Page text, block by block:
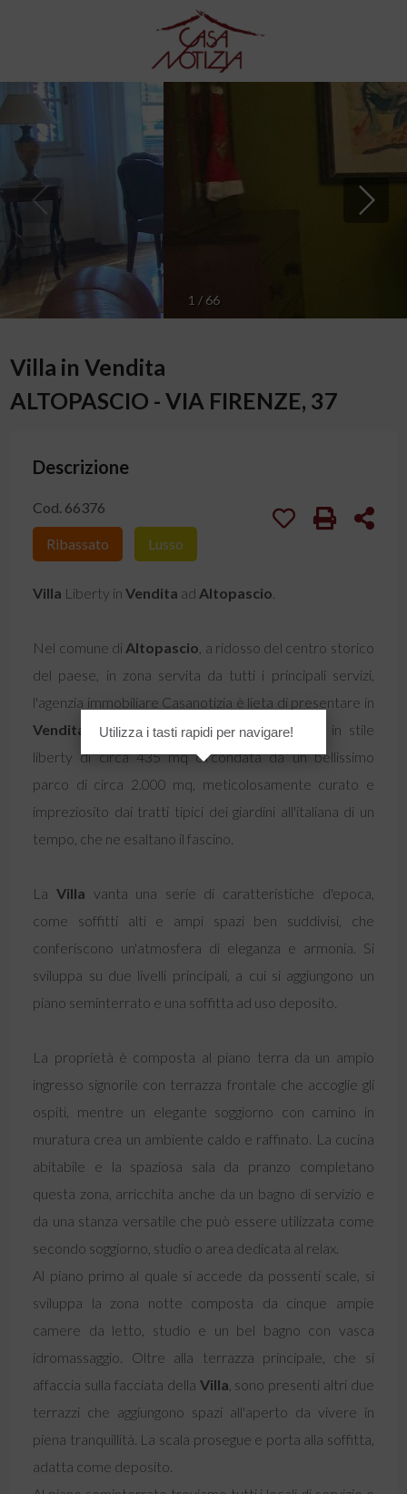
1 / 66
Villa in Vendita
ALTOPASCIO - VIA FIRENZE, 37
Descrizione
Cod. 66376
Ribassato Lusso
Villa Liberty inVendita ad Altopascio
Nel comune di Altopascio , a ridosso del centro storico
del paese, in zona servita da tutti i principali servizi,
l'agenzia immobiliare Casanotizia è lieta di presentare in
Vendita
unaVilla storica dei primi del '900, in stile
liberty di circa 435 mq circondata da un bellissimo
parco di circa 2.000 mq, meticolosamente curato e
impreziosito dai tratti tipici dei giardini all'italiana di un
tempo, che ne esaltano il fascino.
La Villa vanta una serie di caratteristiche d'epoca,
come soffitti alti e ampi spazi ben suddivisi, che
conferiscono un'atmosfera di eleganza e armonia. Si
sviluppa su due livelli principali, a cui si aggiungono un
piano seminterrato e una soffitta ad uso deposito.
La proprietà è composta al piano terra da un ampio
ingresso signorile con terrazza frontale che accoglie gli
ospiti, mentre un elegante soggiorno con camino in
muratura crea un ambiente caldo e raffinato. La cucina
abitabile e la spaziosa sala da pranzo completano
questa zona, arricchita anche da un bagno di servizio e
da una stanza versatile che può essere utilizzata come
secondo soggiorno, studio o area dedicata al relax.
Al piano primo al quale si accede da possenti scale, si
sviluppa la zona notte composta da cinque ampie
camere da letto, studio e un bel bagno con vasca
idromassaggio. Oltre alla terrazza principale, che si
affaccia sulla facciata della Villa , sono presenti altri due
terrazzi che aggiungono spazi all'aperto da vivere in
piena tranquillità. La scala prosegue e porta alla soffitta,
adatta come deposito.
Utilizza i tasti rapidi per navigare!